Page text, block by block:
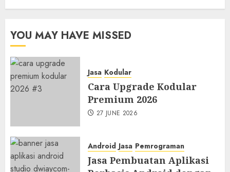
YOU MAY HAVE MISSED
Jasa Kodular
Cara Upgrade Kodular
Premium 2026
27 JUNE 2026
Android Jasa Pemrograman
Jasa Pembuatan Aplikasi